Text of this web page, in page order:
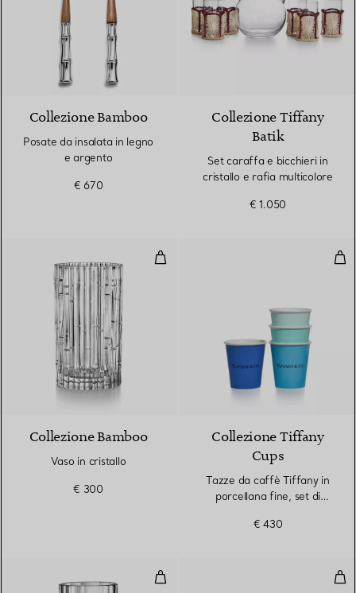
Collezione Bamboo
Posate da insalata in legno
e argento
€ 670
Collezione Tiffany
Batik
Set caraffa e bicchieri in
cristallo e rafia multicolore
€ 1.050
Vaso in cristallo
Collezione Bamboo
Vaso in cristallo
€ 300
Collezione Tiffany
Cups
Tazze da caffè Tiffany in
porcellana fine, set di
€ 430
Vaso grande in cristallo